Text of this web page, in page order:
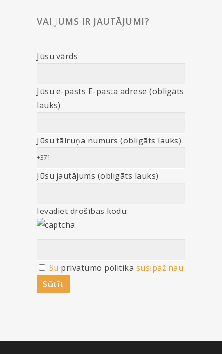
VAI JUMS IR JAUTĀJUMI?
Jūsu vārds
Jūsu e-pasts E-pasta adrese (obligāts
lauks)
Jūsu tālruņa numurs (obligāts lauks)
Jūsu jautājums (obligāts lauks)
Ievadiet drošības kodu:
Su privatumo politika susipažinau